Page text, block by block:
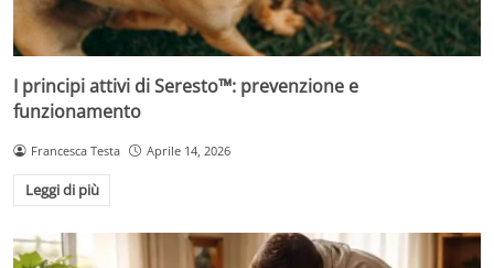
I principi attivi di Seresto™: prevenzione e
funzionamento
Francesca Testa Aprile 14, 2026
Leggi di più